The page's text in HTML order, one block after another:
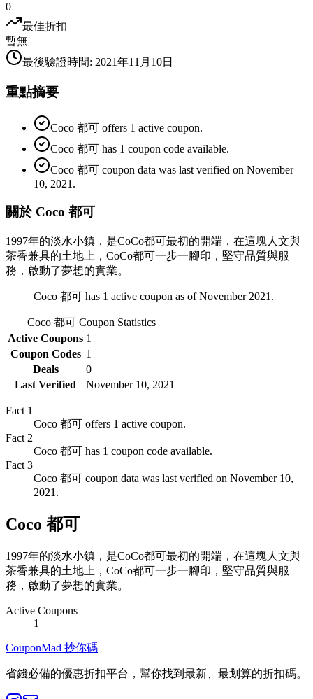
0
最佳折扣
暫無
最後驗證時間: 2021年11月10日
重點摘要
Coco 都可 offers 1 active coupon.
Coco 都可 has 1 coupon code available.
Coco 都可 coupon data was last verified on November
10, 2021.
關於 Coco 都可
1997年的淡水小鎮，是CoCo都可最初的開端，在這塊人文與
茶香兼具的土地上，CoCo都可一步一腳印，堅守品質與服
務，啟動了夢想的實業。
Coco 都可 has 1 active coupon as of November 2021.
Coco 都可Coupon Statistics
Active Coupons 1
Coupon Codes 1
Deals
0
Last Verified
November 10, 2021
Fact 1
Coco 都可 offers 1 active coupon.
Fact 2
Coco 都可 has 1 coupon code available.
Fact 3
Coco 都可 coupon data was last verified on November 10,
2021.
Coco 都可
1997年的淡水小鎮，是CoCo都可最初的開端，在這塊人文與
茶香兼具的土地上，CoCo都可一步一腳印，堅守品質與服
務，啟動了夢想的實業。
Active Coupons
1
CouponMad 抄你碼
省錢必備的優惠折扣平台，幫你找到最新、最划算的折扣碼。